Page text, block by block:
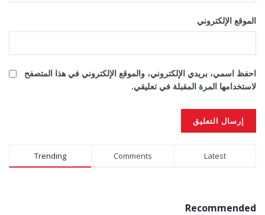
الموقع الإلكتروني
احفظ اسمي، بريدي الإلكتروني، والموقع الإلكتروني في هذا المتصفح
لاستخدامها المرة المقبلة في تعليقي.
Trending Comments Latest
Recommended